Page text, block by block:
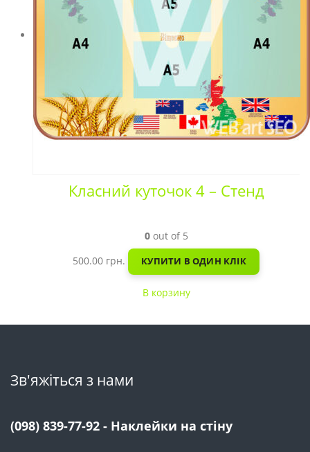
Класний куточок 4 – Стенд
0out of 5
500.00 грн. КУПИТИ В ОДИН КЛІК
В корзину
Зв'яжіться з нами
(098) 839-77-92 - Наклейки на стіну